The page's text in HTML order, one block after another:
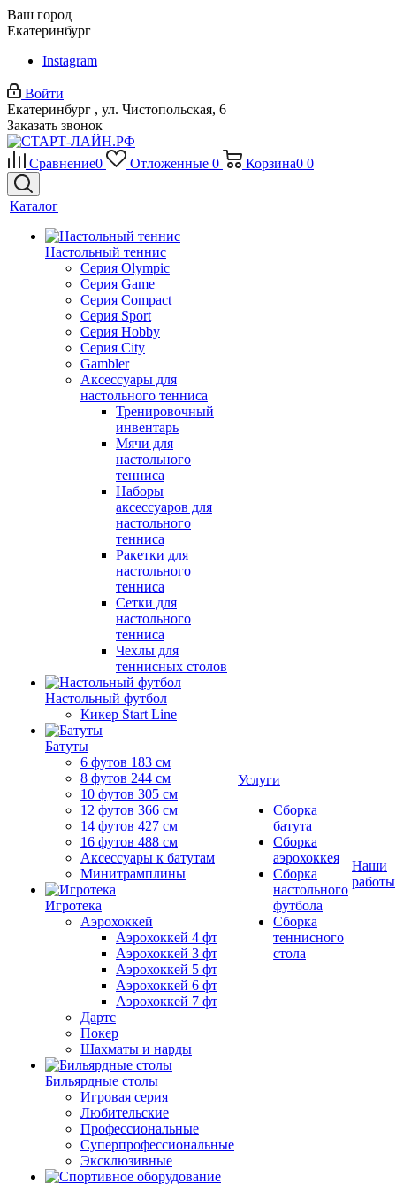
Ваш город
Екатеринбург
Instagram
Войти
Екатеринбург , ул. Чистопольская, 6
Заказать звонок
Сравнение0 Отложенные 0 Корзина0 0
Каталог
Настольный теннис
Серия Olympic
Серия Game
Серия Compact
Серия Sport
Серия Hobby
Серия City
Gambler
Аксессуары для
настольного тенниса
Тренировочный
инвентарь
Мячи для
настольного
тенниса
Наборы
аксессуаров для
настольного
тенниса
Ракетки для
настольного
тенниса
Сетки для
настольного
тенниса
Чехлы для
теннисных столов
Настольный футбол
Кикер Start Line
Батуты
6 футов 183 см
8 футов 244 см
10 футов 305 см
12 футов 366 см
14 футов 427 см
16 футов 488 см
Аксессуары к батутам
Минитрамплины
Игротека
Аэрохоккей
Аэрохоккей 4 фт
Аэрохоккей 3 фт
Аэрохоккей 5 фт
Аэрохоккей 6 фт
Аэрохоккей 7 фт
Дартс
Покер
Шахматы и нарды
Бильярдные столы
Игровая серия
Любительские
Профессиональные
Суперпрофессиональные
Эксклюзивные
Услуги
Сборка
батута
Сборка
аэрохоккея
Сборка
настольного
футбола
Сборка
теннисного
стола
Наши
работы